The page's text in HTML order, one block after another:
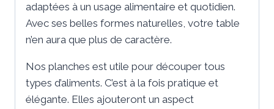
adaptées à un usage alimentaire et quotidien.
Avec ses belles formes naturelles, votre table
n’en aura que plus de caractère.
Nos planches est utile pour découper tous
types d’aliments. C’est à la fois pratique et
élégante. Elles ajouteront un aspect